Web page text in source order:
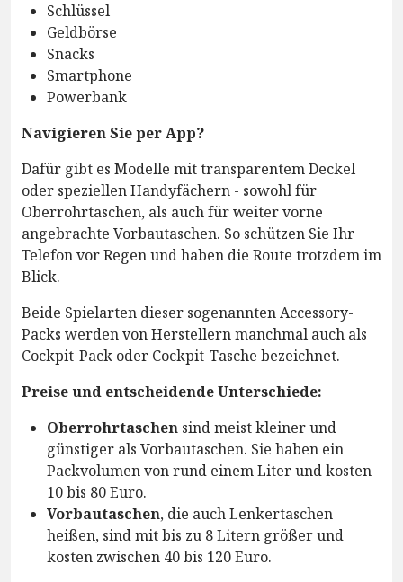
Schlüssel
Geldbörse
Snacks
Smartphone
Powerbank
Navigieren Sie per App?
Dafür gibt es Modelle mit transparentem Deckel
oder speziellen Handyfächern - sowohl für
Oberrohrtaschen, als auch für weiter vorne
angebrachte Vorbautaschen. So schützen Sie Ihr
Telefon vor Regen und haben die Route trotzdem im
Blick.
Beide Spielarten dieser sogenannten Accessory-
Packs werden von Herstellern manchmal auch als
Cockpit-Pack oder Cockpit-Tasche bezeichnet.
Preise und entscheidende Unterschiede:
Oberrohrtaschen sind meist kleiner und
günstiger als Vorbautaschen. Sie haben ein
Packvolumen von rund einem Liter und kosten
10 bis 80 Euro.
Vorbautaschen, die auch Lenkertaschen
heißen, sind mit bis zu 8 Litern größer und
kosten zwischen 40 bis 120 Euro.